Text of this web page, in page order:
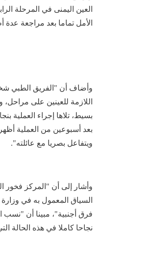
الأمل تماما بعد مراجعة
‏وأضاف أن "الفريق الطبي
اللازمة للعينين على
بسيط، تلاها إجراء العملية
ويتفاعل بصريا مع عائلته".
‏وأشار إلى أن "المركز فخور
السياق المعمول به في وزارة
نجاحا كاملا في هذه الحالة